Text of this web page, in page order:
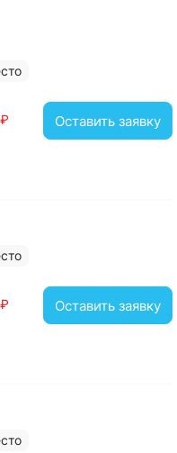
доступен
включено в
игровая
гостям приобрести
Оставить заявку
Оставить заявку